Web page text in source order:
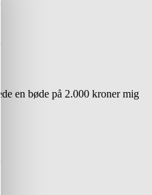
en bøde på 2.000 kroner mig